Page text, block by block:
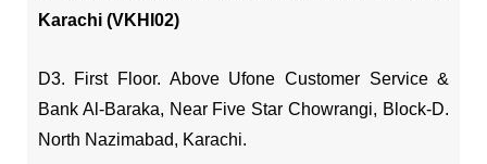
Karachi (VKHI02)
D3. First Floor. Above Ufone Customer Service &
Bank Al-Baraka, Near Five Star Chowrangi, Block-D.
North Nazimabad, Karachi.